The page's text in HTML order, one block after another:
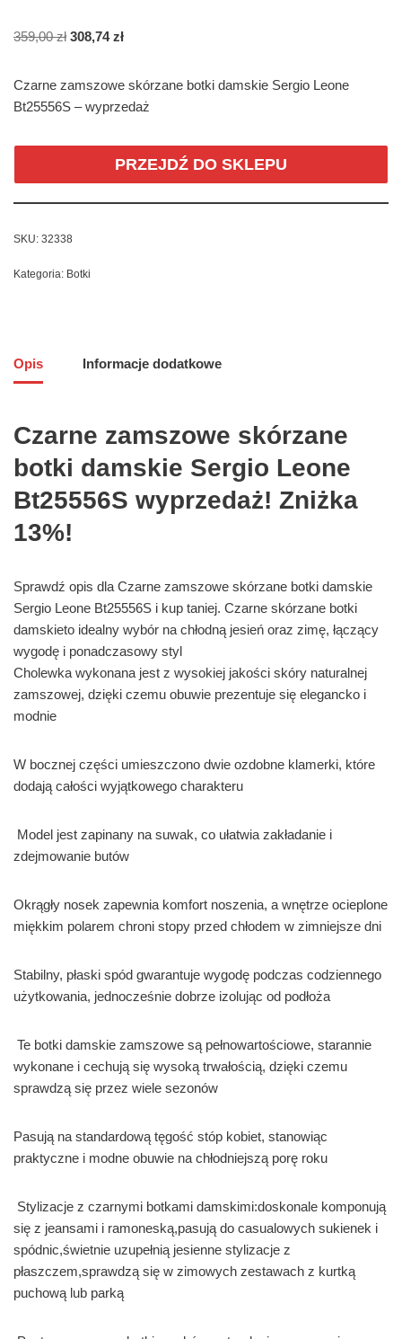
359,00zł 308,74zł
Czarne zamszowe skórzane botki damskie Sergio Leone
Bt25556S – wyprzedaż
PRZEJDŹ DO SKLEPU
SKU: 32338
Kategoria: Botki
Opis Informacje dodatkowe
Czarne zamszowe skórzane
botki damskie Sergio Leone
Bt25556S wyprzedaż! Zniżka
13%!
Sprawdź opis dla Czarne zamszowe skórzane botki damskie
Sergio Leone Bt25556S i kup taniej. Czarne skórzane botki
damskieto idealny wybór na chłodną jesień oraz zimę, łączący
wygodę i ponadczasowy styl
Cholewka wykonana jest z wysokiej jakości skóry naturalnej
zamszowej, dzięki czemu obuwie prezentuje się elegancko i
modnie
W bocznej części umieszczono dwie ozdobne klamerki, które
dodają całości wyjątkowego charakteru
Model jest zapinany na suwak, co ułatwia zakładanie i
zdejmowanie butów
Okrągły nosek zapewnia komfort noszenia, a wnętrze ocieplone
miękkim polarem chroni stopy przed chłodem w zimniejsze dni
Stabilny, płaski spód gwarantuje wygodę podczas codziennego
użytkowania, jednocześnie dobrze izolując od podłoża
Te botki damskie zamszowe są pełnowartościowe, starannie
wykonane i cechują się wysoką trwałością, dzięki czemu
sprawdzą się przez wiele sezonów
Pasują na standardową tęgość stóp kobiet, stanowiąc
praktyczne i modne obuwie na chłodniejszą porę roku
Stylizacje z czarnymi botkami damskimi:doskonale komponują
się z jeansami i ramoneską,pasują do casualowych sukienek i
spódnic,świetnie uzupełnią jesienne stylizacje z
płaszczem,sprawdzą się w zimowych zestawach z kurtką
puchową lub parką